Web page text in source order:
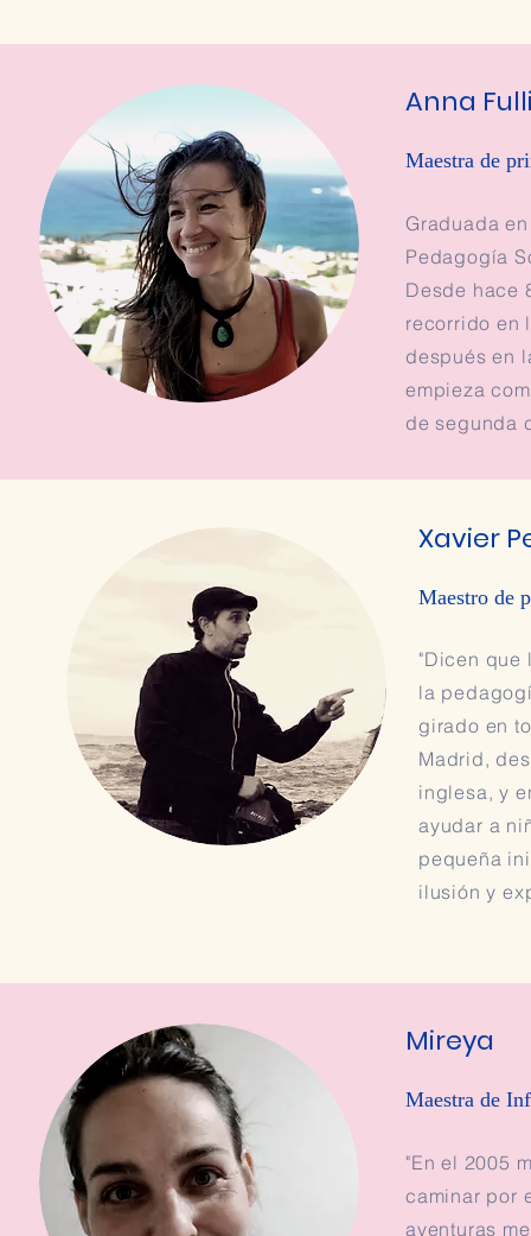
Anna
Maestra de
Graduada
Pedagogía
Desde hace
recorrido en
después en
empieza
de segunda
Xavier
Maestro de
"Dicen que
la
girado en
Madrid,
inglesa, y
ayudar a
pequeña
ilusión y
Mireya
Maestra de
"En el 2005
caminar por
aventuras